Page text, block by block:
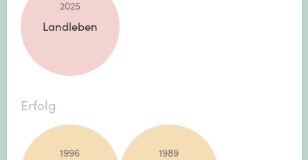
2025
Landleben
Erfolg
1996 1989